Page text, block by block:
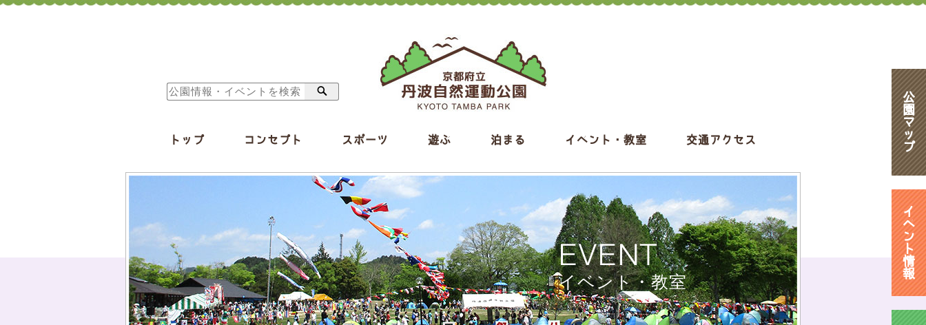
トップ コンセプト スポーツ 遊ぶ 泊まる イベント・教室 交通アクセス
公
園
マ
ッ
プ
イ
ベ
ン
ト
情
報
EVENT
イベント・教室